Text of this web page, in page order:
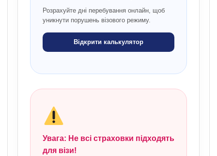
Розрахуйте дні перебування онлайн, щоб
уникнути порушень візового режиму.
Відкрити калькулятор
Увага: Не всі страховки підходять
для візи!